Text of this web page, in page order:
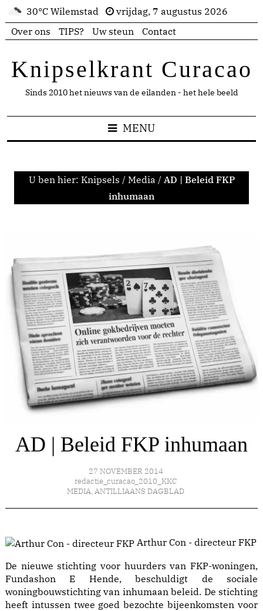
30°C Wilemstad
vrijdag, 7 augustus 2026
Over ons
TIPS? Uw steun Contact
Knipselkrant Curacao
Sinds 2010 het nieuws van de eilanden - het hele beeld
MENU
U ben hier: Knipsels / Media / AD | Beleid FKP
inhumaan
AD | Beleid FKP inhumaan
27 NOVEMBER 2014
redactie_curacao_2010_KKC
MEDIA, ANTILLIAANS DAGBLAD
Arthur Con - directeur FKP
De nieuwe stichting voor huurders van FKP-woningen,
Fundashon E Hende, beschuldigt de sociale
woningbouwstichting van inhumaan beleid. De stichting
heeft intussen twee goed bezochte bijeenkomsten voor